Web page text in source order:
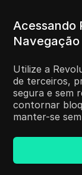
Acessando
Navegação
Utilize a
de terceiros,
segura e sem
contornar
manter-se